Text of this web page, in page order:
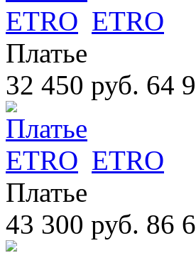
ETRO
Платье
32 450 руб. 64
ETRO
Платье
43 300 руб. 86